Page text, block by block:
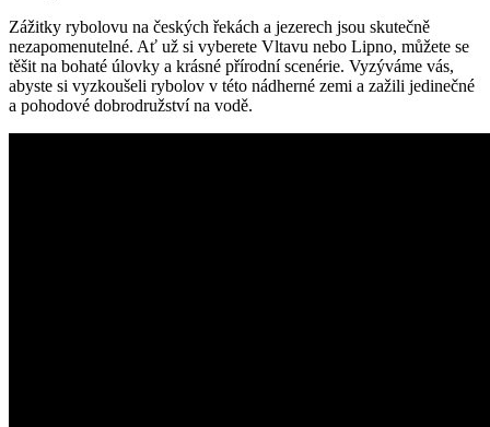
Zážitky rybolovu na českých ‍řekách a jezerech ‌jsou skutečně
nezapomenutelné. Ať už si⁤ vyberete Vltavu nebo Lipno, můžete se
těšit na bohaté úlovky a krásné přírodní scenérie. Vyzýváme vás,
abyste si ‍vyzkoušeli rybolov ⁢v‌ této nádherné zemi a zažili jedinečné⁣
a pohodové ‌dobrodružství na vodě.